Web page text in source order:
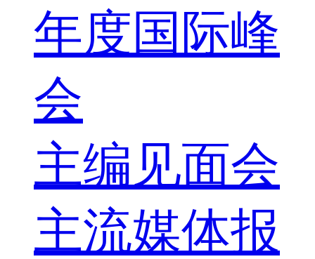
年度国际峰
会
主编见面会
主流媒体报